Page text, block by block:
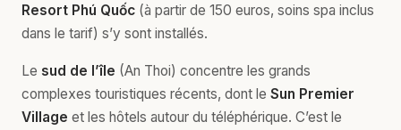
Resort Phú Quốc (à partir de 150 euros, soins spa inclus
dans le tarif) s’y sont installés.
Le sud de l’île (An Thoi) concentre les grands
complexes touristiques récents, dont le Sun Premier
Village et les hôtels autour du téléphérique. C’est le